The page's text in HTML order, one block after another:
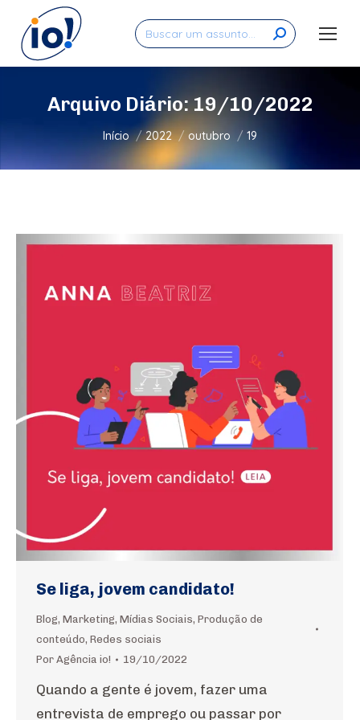
Search:
Arquivo Diário:19/10/2022
Você está aqui:
Início 2022 outubro 19
Se liga, jovem candidato!
Blog, Marketing, Mídias Sociais, Produção de
conteúdo, Redes sociais
Por Agência io! 19/10/2022
Quando a gente é jovem, fazer uma
entrevista de emprego ou passar por